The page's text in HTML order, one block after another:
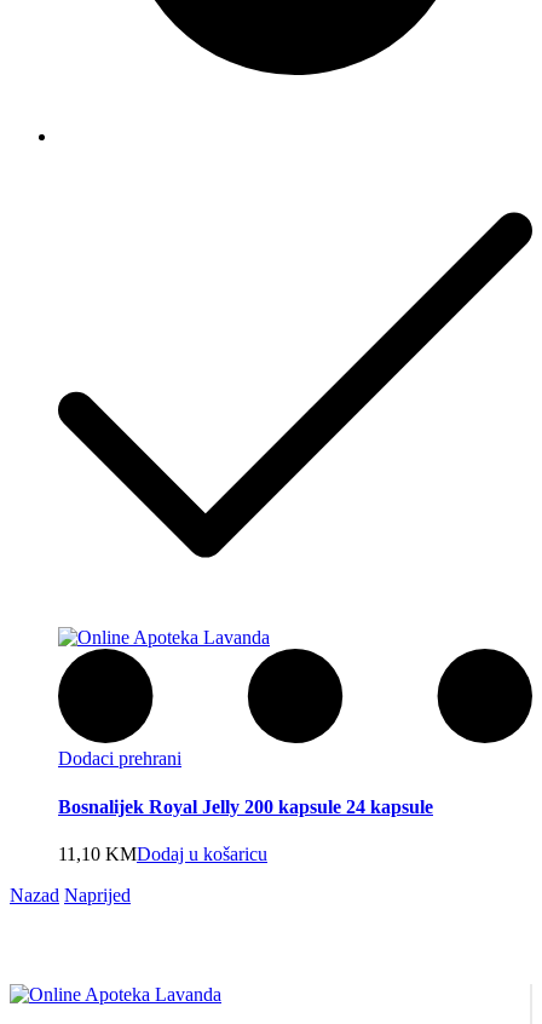
Dodaci prehrani
Bosnalijek Royal Jelly 200 kapsule 24 kapsule
11,10 KMDodaj u košaricu
Nazad Naprijed